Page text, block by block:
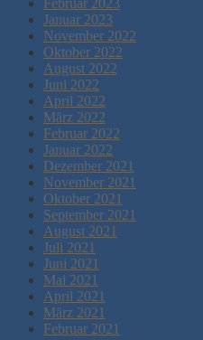
Februar 2023
Januar 2023
November 2022
Oktober 2022
August 2022
Juni 2022
April 2022
März 2022
Februar 2022
Januar 2022
Dezember 2021
November 2021
Oktober 2021
September 2021
August 2021
Juli 2021
Juni 2021
Mai 2021
April 2021
März 2021
Februar 2021